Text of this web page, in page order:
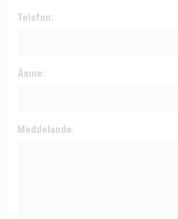
Telefon:
Ämne:
Meddelande: